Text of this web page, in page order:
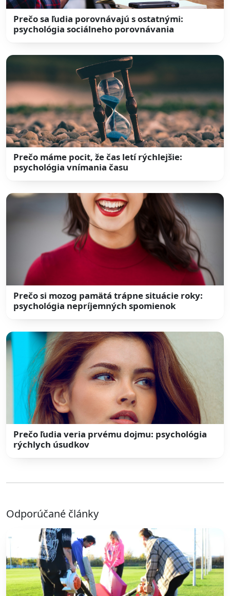
Prečo sa ľudia porovnávajú s ostatnými:
psychológia sociálneho porovnávania
Prečo máme pocit, že čas letí rýchlejšie:
psychológia vnímania času
Prečo si mozog pamätá trápne situácie roky:
psychológia nepríjemných spomienok
Prečo ľudia veria prvému dojmu: psychológia
rýchlych úsudkov
Odporúčané články